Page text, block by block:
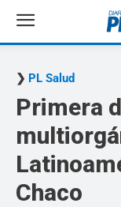
PL Salud
Primera
Chaco